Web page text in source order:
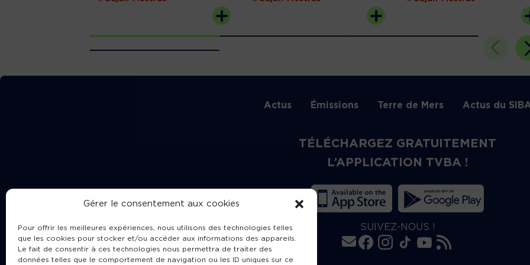
Gérer le consentement aux cookies
Pour offrir les meilleures expériences, nous utilisons des technologies telles
que les cookies pour stocker et/ou accéder aux informations des appareils.
Le fait de consentir à ces technologies nous permettra de traiter des
données telles que le comportement de navigation ou les ID uniques sur ce
Actus Émissions Terre de Mers Actus du
TÉLÉCHARGEZ GRATUITEMENT
L’APPLICATION TVBA !
SUIVEZ-NOUS !